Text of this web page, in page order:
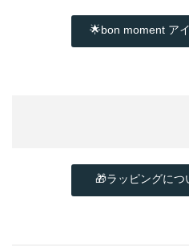
🌟bon moment ア
🎁ラッピングにつ